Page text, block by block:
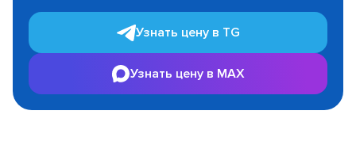
Узнать цену в TG
Узнать цену в MAX